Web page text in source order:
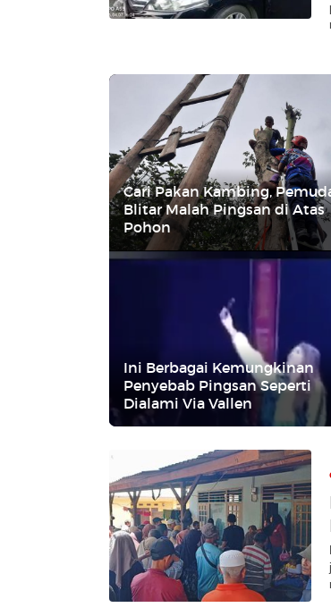
Cari Pakan Kambing,
Blitar Malah Pingsan di Atas
Pohon
Ini Berbagai Kemungkinan
Penyebab Pingsan Seperti
Dialami Via Vallen